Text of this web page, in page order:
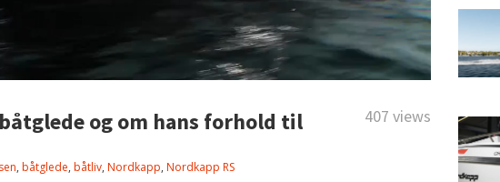
og om hans forhold til
407 views
, båtglede, båtliv, Nordkapp, Nordkapp RS